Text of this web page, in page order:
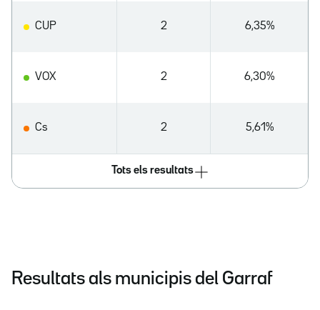
CUP 2 6,35%
VOX 2 6,30%
Cs 2 5,61%
Tots els resultats
Resultats als municipis del Garraf